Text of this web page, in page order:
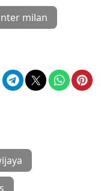
milan